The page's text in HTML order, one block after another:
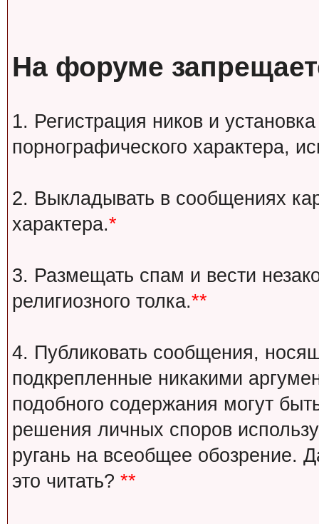
На форуме
1. Регистрация ников и
порнографического характера,
2. Выкладывать в сообщениях
характера.*
3. Размещать спам и вести
религиозного толка.**
4. Публиковать сообщения,
подкрепленные никакими
подобного содержания могут
решения личных споров
ругань на всеобщее обозрение.
это читать? **